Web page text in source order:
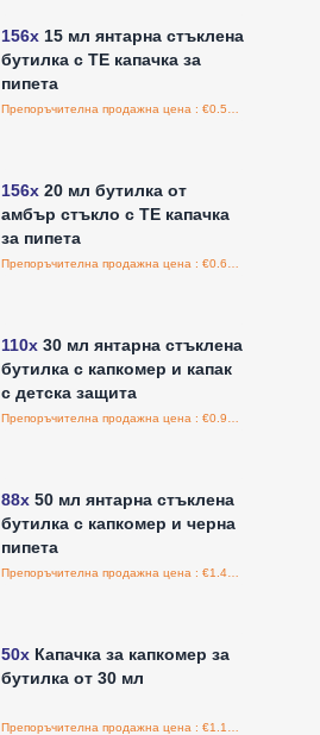
156x 15 мл янтарна стъклена
бутилка с TE капачка за
пипета
156x 20 мл бутилка от
амбър стъкло с TE капачка
за пипета
110x 30 мл янтарна стъклена
бутилка с капкомер и капак
с детска защита
88x 50 мл янтарна стъклена
бутилка с капкомер и черна
пипета
50x Капачка за капкомер за
бутилка от 30 мл